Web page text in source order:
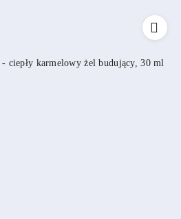
karmelowy żel budujący, 30 ml